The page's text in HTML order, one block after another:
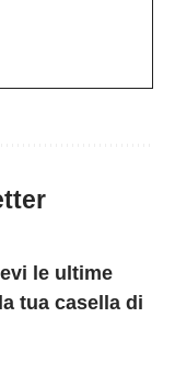
le ultime
tua casella di